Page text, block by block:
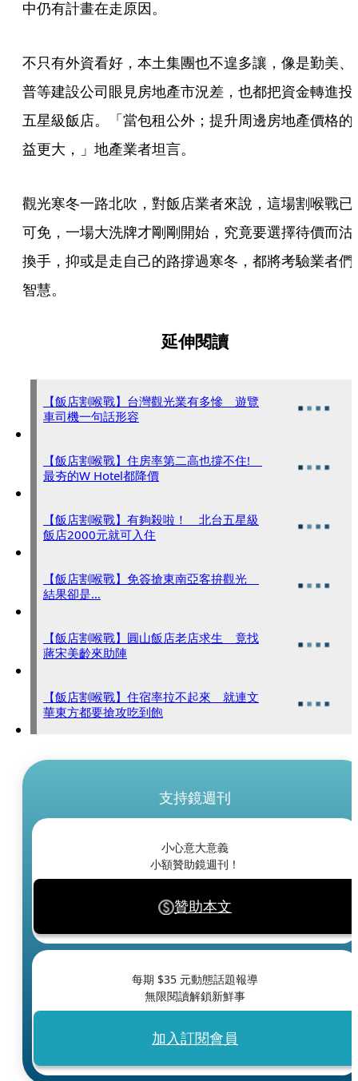
中仍有計畫在走原因。
不只有外資看好，本土集團也不遑多讓，像是勤美、
普等建設公司眼見房地產市況差，也都把資金轉進投
五星級飯店。「當包租公外；提升周邊房地產價格的
益更大，」地產業者坦言。
觀光寒冬一路北吹，對飯店業者來說，這場割喉戰已
可免，一場大洗牌才剛剛開始，究竟要選擇待價而沽
換手，抑或是走自己的路撐過寒冬，都將考驗業者們
智慧。
延伸閱讀
【飯店割喉戰】台灣觀光業有多慘 遊覽
車司機一句話形容
【飯店割喉戰】住房率第二高也撐不住!
最夯的W Hotel都降價
【飯店割喉戰】有夠殺啦！ 北台五星級
飯店2000元就可入住
【飯店割喉戰】免簽搶東南亞客拚觀光
結果卻是…
【飯店割喉戰】圓山飯店老店求生 竟找
蔣宋美齡來助陣
【飯店割喉戰】住宿率拉不起來 就連文
華東方都要搶攻吃到飽
支持鏡週刊
小心意大意義
小額贊助鏡週刊！
贊助本文
每期 $35 元動態話題報導
無限閱讀解鎖新鮮事
加入訂閱會員